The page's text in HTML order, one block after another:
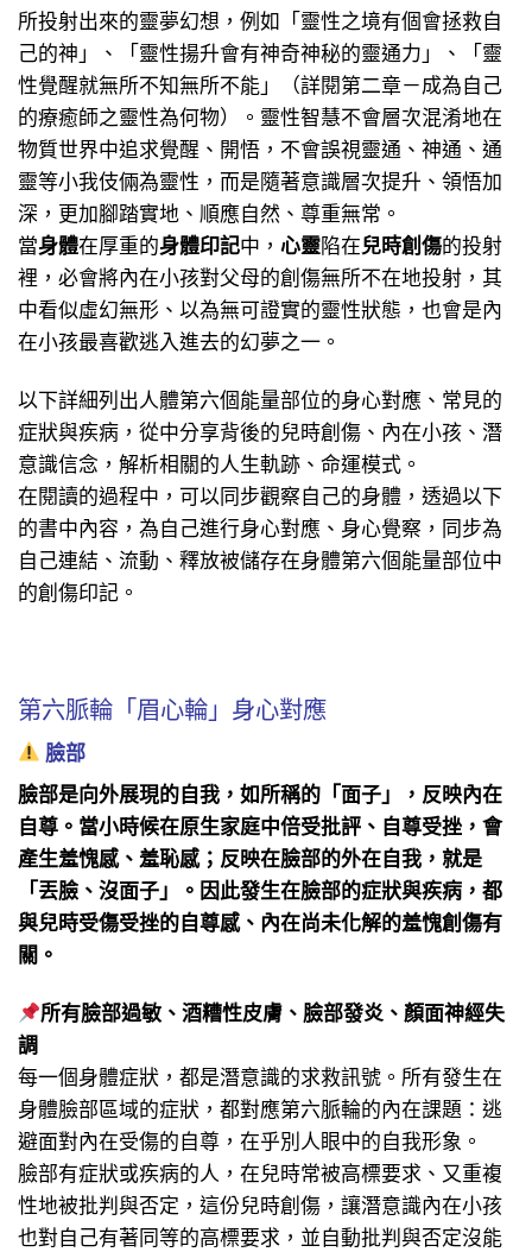
所投射出來的靈夢幻想，例如「靈性之境有個會拯救自
己的神」、「靈性揚升會有神奇神秘的靈通力」、「靈
性覺醒就無所不知無所不能」（詳閱第二章－成為自己
的療癒師之靈性為何物）。靈性智慧不會層次混淆地在
物質世界中追求覺醒、開悟，不會誤視靈通、神通、通
靈等小我伎倆為靈性，而是隨著意識層次提升、領悟加
深，更加腳踏實地、順應自然、尊重無常。
當身體在厚重的身體印記中， 心靈陷在兒時創傷的投射
裡，必會將內在小孩對父母的創傷無所不在地投射，其
中看似虛幻無形、以為無可證實的靈性狀態，也會是內
在小孩最喜歡逃入進去的幻夢之一。
以下詳細列出人體第六個能量部位的身心對應、常見的
症狀與疾病，從中分享背後的兒時創傷、內在小孩、潛
意識信念，解析相關的人生軌跡、命運模式。
在閱讀的過程中，可以同步觀察自己的身體，透過以下
的書中內容，為自己進行身心對應、身心覺察，同步為
自己連結、流動、釋放被儲存在身體第六個能量部位中
的創傷印記。
第六脈輪「眉心輪」身心對應
臉部
臉部是向外展現的自我，如所稱的「面子」，反映內在
自尊。當小時候在原生家庭中倍受批評、自尊受挫，會
產生羞愧感、羞恥感；反映在臉部的外在自我，就是
「丟臉、沒面子」。因此發生在臉部的症狀與疾病，都
與兒時受傷受挫的自尊感、內在尚未化解的羞愧創傷有
關。
所有臉部過敏、酒糟性皮膚、臉部發炎、顏面神經失
調
每一個身體症狀，都是潛意識的求救訊號。所有發生在
身體臉部區域的症狀，都對應第六脈輪的內在課題：逃
避面對內在受傷的自尊，在乎別人眼中的自我形象。
臉部有症狀或疾病的人，在兒時常被高標要求、又重複
性地被批判與否定，這份兒時創傷，讓潛意識內在小孩
也對自己有著同等的高標要求，並自動批判與否定沒能